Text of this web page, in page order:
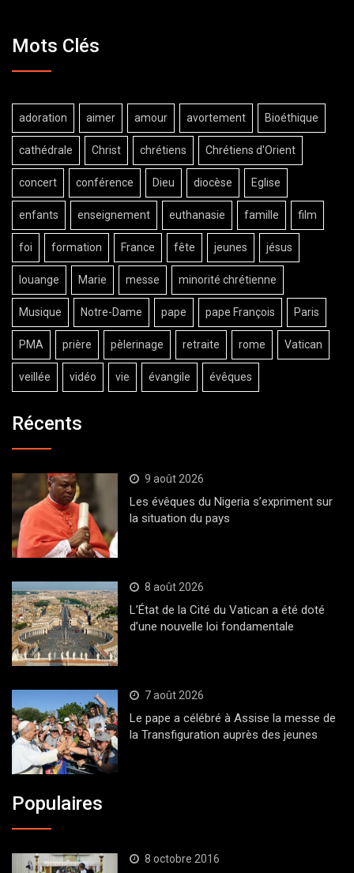
Mots Clés
adoration aimer amour avortement Bioéthique
cathédrale Christ chrétiens Chrétiens d'Orient
concert conférence Dieu diocèse Eglise
enfants enseignement euthanasie famille film
foi formation France fête jeunes jésus
louange Marie messe minorité chrétienne
Musique Notre-Dame pape pape François Paris
PMA prière pèlerinage retraite rome Vatican
veillée vidéo vie évangile évêques
Récents
9 août 2026
Les évêques du Nigeria s’expriment sur
la situation du pays
8 août 2026
L’État de la Cité du Vatican a été doté
d’une nouvelle loi fondamentale
7 août 2026
Le pape a célébré à Assise la messe de
la Transfiguration auprès des jeunes
Populaires
8 octobre 2016